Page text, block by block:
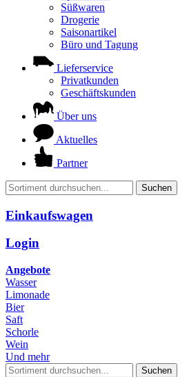
Süßwaren
Drogerie
Saisonartikel
Büro und Tagung
Lieferservice
Privatkunden
Geschäftskunden
Über uns
Aktuelles
Partner
Suchen
Einkaufswagen
Login
Angebote
Wasser
Limonade
Bier
Saft
Schorle
Wein
Und mehr
Suchen